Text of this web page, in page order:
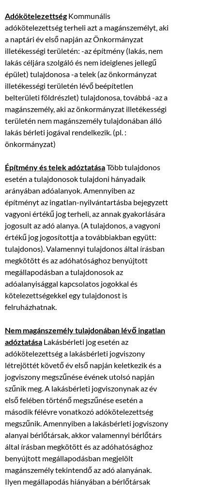
AdókötelezettségKommunális
adókötelezettség terheli azt a magánszemélyt, aki
a naptári év első napján az Önkormányzat
illetékességi területén: -az építmény (lakás, nem
lakás céljára szolgáló és nem ideiglenes jellegű
épület) tulajdonosa -a telek (az önkormányzat
illetékességi területén lévő beépítetlen
belterületi földrészlet) tulajdonosa, továbbá -az a
magánszemély, aki az önkormányzat illetékességi
területén nem magánszemély tulajdonában álló
lakás bérleti jogával rendelkezik. (pl. :
önkormányzat)
Építmény és telek adóztatásaTöbb tulajdonos
esetén a tulajdonosok tulajdoni hányadaik
arányában adóalanyok. Amennyiben az
építményt az ingatlan-nyilvántartásba bejegyzett
vagyoni értékű jog terheli, az annak gyakorlására
jogosult az adó alanya. (A tulajdonos, a vagyoni
értékű jog jogosítottja a továbbiakban együtt:
tulajdonos). Valamennyi tulajdonos által írásban
megkötött és az adóhatósághoz benyújtott
megállapodásban a tulajdonosok az
adóalanyisággal kapcsolatos jogokkal és
kötelezettségekkel egy tulajdonost is
felruházhatnak.
Nem magánszemély tulajdonában lévő ingatlan
adóztatása Lakásbérleti jog esetén az
adókötelezettség a lakásbérleti jogviszony
létrejöttét követő év első napján keletkezik és a
jogviszony megszűnése évének utolsó napján
szűnik meg. A lakásbérleti jogviszonynak az év
első felében történő megszűnése esetén a
második félévre vonatkozó adókötelezettség
megszűnik. Amennyiben a lakásbérleti jogviszony
alanyai bérlőtársak, akkor valamennyi bérlőtárs
által írásban megkötött és az adóhatósághoz
benyújtott megállapodásban megjelölt
magánszemély tekintendő az adó alanyának.
Ilyen megállapodás hiányában a bérlőtársak